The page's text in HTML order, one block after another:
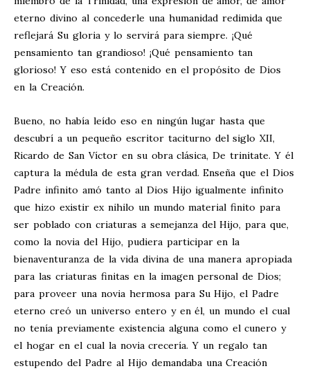
eterno divino al concederle una humanidad redimida que
reflejará Su gloria y lo servirá para siempre. ¡Qué
pensamiento tan grandioso! ¡Qué pensamiento tan
glorioso! Y eso está contenido en el propósito de Dios
en la Creación.
Bueno, no había leído eso en ningún lugar hasta que
descubrí a un pequeño escritor taciturno del siglo XII,
Ricardo de San Víctor en su obra clásica, De trinitate. Y él
captura la médula de esta gran verdad. Enseña que el Dios
Padre infinito amó tanto al Dios Hijo igualmente infinito
que hizo existir ex nihilo un mundo material finito para
ser poblado con criaturas a semejanza del Hijo, para que,
como la novia del Hijo, pudiera participar en la
bienaventuranza de la vida divina de una manera apropiada
para las criaturas finitas en la imagen personal de Dios;
para proveer una novia hermosa para Su Hijo, el Padre
eterno creó un universo entero y en él, un mundo el cual
no tenía previamente existencia alguna como el cunero y
el hogar en el cual la novia crecería. Y un regalo tan
estupendo del Padre al Hijo demandaba una Creación